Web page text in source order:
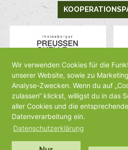
Wir verwenden Cookies für die
unserer Website, sowie zu
Analyse-Zwecken. Wenn du auf
zulassen“ klickst, willigst du in das
aller Cookies und die entsprechende
Datenverarbeitung ein.
Datenschutzerklärung